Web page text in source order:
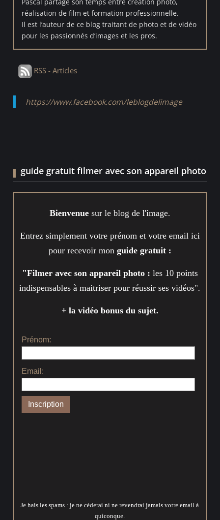
réalisation de film et formation professionnelle.
Il est l’auteur de ce blog traitant de photo et de vidéo
pour les passionnés d’images et les pros.
RSS - Articles
https://www.facebook.com/leblogdelimage
guide gratuit filmer avec son appareil photo
Bienvenuesur le blog de l'image.
Entrez simplement votre prénom et votre email ici
pour recevoir mon guide gratuit :
"Filmer avec son appareil photo : les 10 points
indispensables à maitriser pour réussir ses vidéos".
+ la vidéo bonus du sujet.
Prénom:
Email:
Je hais les spams : je ne céderai ni ne revendrai jamais votre email à
quiconque.